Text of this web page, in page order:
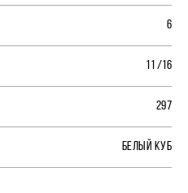
6
11 /16
297
БЕЛЫЙ КУБ